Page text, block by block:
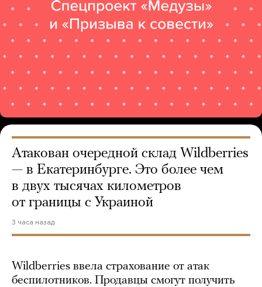
Атакован очередной склад Wildberries
— в Екатеринбурге. Это более чем
в двух тысячах километров
от границы с Украиной
3 часа назад
Wildberries ввела страхование от атак
беспилотников. Продавцы смогут получить